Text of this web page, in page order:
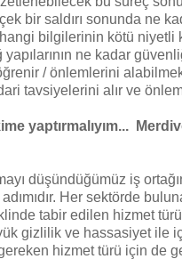
bir saldırı sonunda ne
bilgilerinin kötü niyetli
ne kadar
/ önlemlerini
tavsiyelerini alır ve
yaptırmalıyım...
düşündüğümüz iş
Her sektörde
tabir edilen hizmet
gizlilik ve hassasiyet ile
hizmet türü için de